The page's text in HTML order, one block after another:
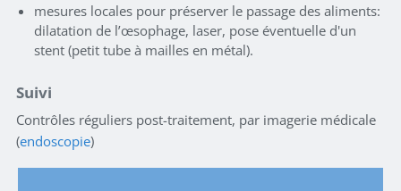
mesures locales pour préserver le passage des aliments:
dilatation de l’œsophage, laser, pose éventuelle d'un
stent (petit tube à mailles en métal).
Suivi
Contrôles réguliers post-traitement, par imagerie médicale
(endoscopie)